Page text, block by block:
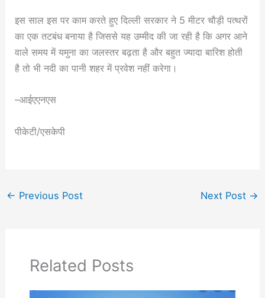
इस साल इस पर काम करते हुए दिल्ली सरकार ने 5 मीटर चौड़ी पत्थरों
का एक तटबंध बनाया है जिससे यह उम्मीद की जा रही है कि अगर आने
वाले समय में यमुना का जलस्तर बढ़ता है और बहुत ज्यादा बारिश होती
है तो भी नदी का पानी शहर में प्रवेश नहीं करेगा।
–आईएएनएस
पीकेटी/एसकेपी
← Previous Post Next Post →
Related Posts